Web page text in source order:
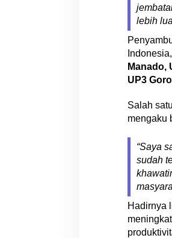
lebih
Manado,
UP3
Salah
mengaku
“Saya
sudah
Hadirnya